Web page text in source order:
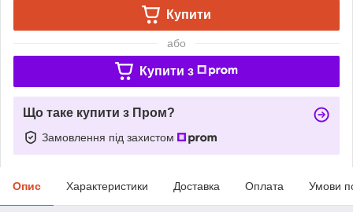
Купити
або
Купити з
Що таке купити з Пром?
Замовлення під захистом
Опис Характеристики Доставка Оплата Умови